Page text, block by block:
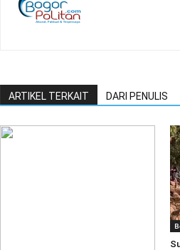
ARTIKEL TERKAIT DARI PENULIS